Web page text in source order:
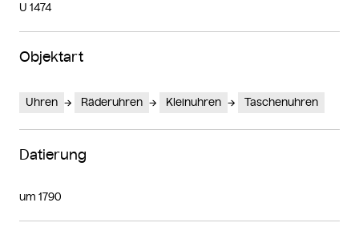
U 1474
Objektart
Uhren Räderuhren Kleinuhren Taschenuhren
Datierung
um 1790